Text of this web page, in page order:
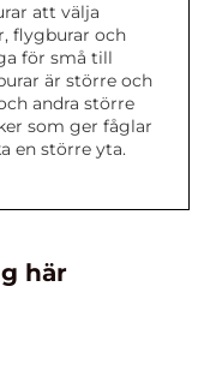
att välja
flygburar och
för små till
är större och
andra större
som ger fåglar
en större yta.
här